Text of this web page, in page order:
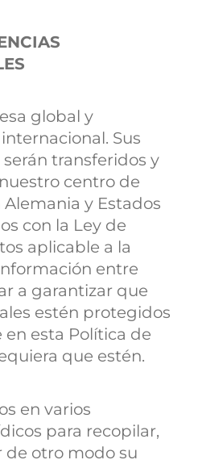
global y
Sus
transferidos y
centro de
y Estados
con la Ley de
aplicable a la
entre
a garantizar que
estén protegidos
esta Política de
que estén.
en varios
para recopilar,
de otro modo su